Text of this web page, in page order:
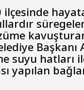
ilçesinde
Başkanı
suyu hatları
yapılan